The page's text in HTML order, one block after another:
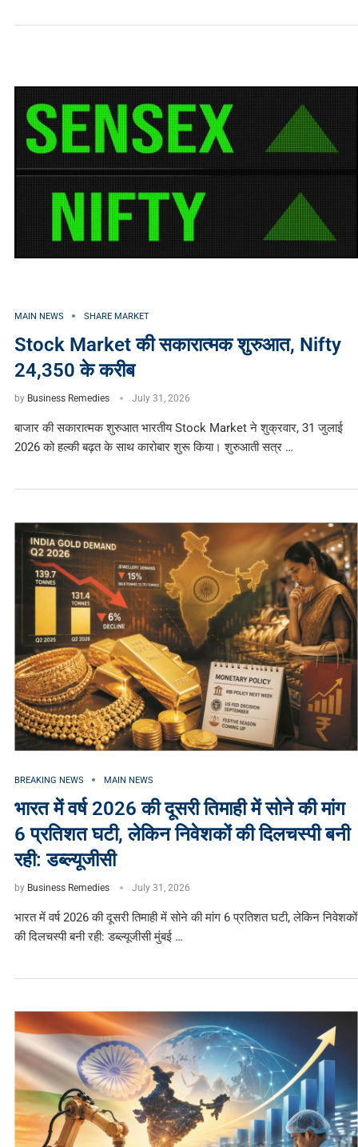
MAIN NEWS SHARE MARKET
Stock Market की सकारात्मक शुरुआत, Nifty
24,350 के करीब
by Business Remedies July 31, 2026
बाजार की सकारात्मक शुरुआत भारतीय Stock Market ने शुक्रवार, 31 जुलाई
2026 को हल्की बढ़त के साथ कारोबार शुरू किया। शुरुआती सत्र …
BREAKING NEWS MAIN NEWS
भारत में वर्ष 2026 की दूसरी तिमाही में सोने की मांग
6 प्रतिशत घटी, लेकिन निवेशकों की दिलचस्पी बनी
रही: डब्ल्यूजीसी
by Business Remedies July 31, 2026
भारत में वर्ष 2026 की दूसरी तिमाही में सोने की मांग 6 प्रतिशत घटी, लेकिन निवेशकों
की दिलचस्पी बनी रही: डब्ल्यूजीसी मुंबई …